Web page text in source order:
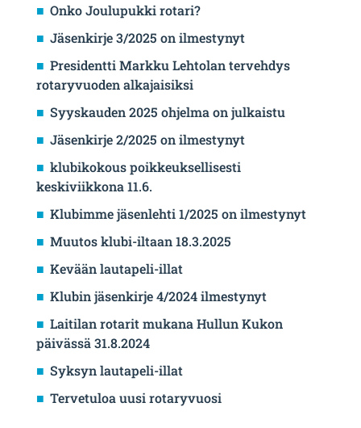
Onko Joulupukki rotari?
Jäsenkirje 3/2025 on ilmestynyt
Presidentti Markku Lehtolan tervehdys
rotaryvuoden alkajaisiksi
Syyskauden 2025 ohjelma on julkaistu
Jäsenkirje 2/2025 on ilmestynyt
klubikokous poikkeuksellisesti
keskiviikkona 11.6.
Klubimme jäsenlehti 1/2025 on ilmestynyt
Muutos klubi-iltaan 18.3.2025
Kevään lautapeli-illat
Klubin jäsenkirje 4/2024 ilmestynyt
Laitilan rotarit mukana Hullun Kukon
päivässä 31.8.2024
Syksyn lautapeli-illat
Tervetuloa uusi rotaryvuosi